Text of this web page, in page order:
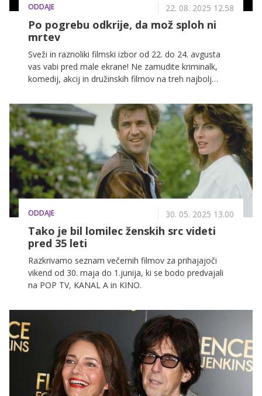
ODDAJE 22. 08. 2025 12.58
Po pogrebu odkrije, da mož sploh ni
mrtev
Sveži in raznoliki filmski izbor od 22. do 24. avgusta
vas vabi pred male ekrane! Ne zamudite kriminalk,
komedij, akcij in družinskih filmov na treh najbolj
Kanal A in KINO.
ODDAJE 30. 05. 2025 13.00
Tako je bil lomilec ženskih src videti
pred 35 leti
Razkrivamo seznam večernih filmov za prihajajoči
vikend od 30. maja do 1.junija, ki se bodo predvajali
na POP TV, KANAL A in KINO.